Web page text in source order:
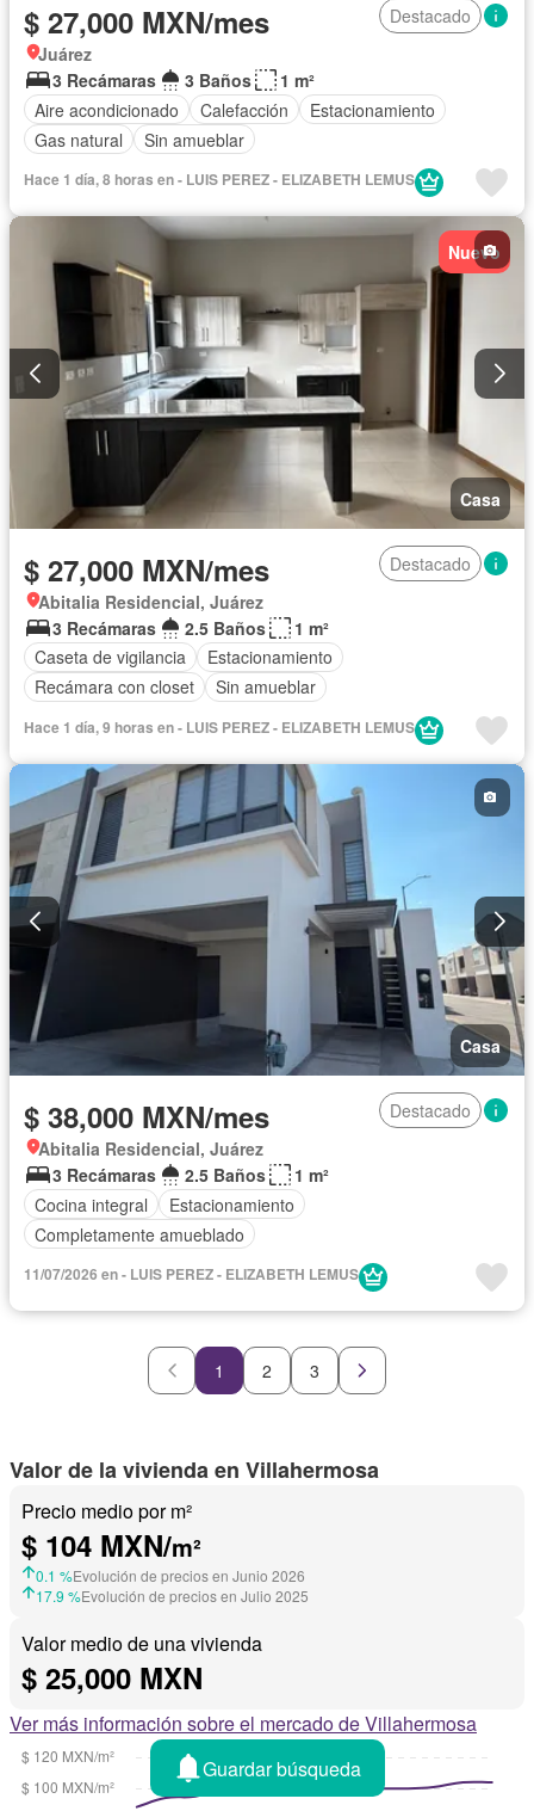
$ 27,000 MXN/mes
Destacado
Juárez
3 Recámaras
3 Baños
1 m²
Aire acondicionado
Calefacción
Estacionamiento
Gas natural
Sin amueblar
Hace 1 día, 8 horas en - LUIS PEREZ - ELIZABETH LEMUS
Nuevo
Casa
$ 27,000 MXN/mes
Destacado
Abitalia Residencial, Juárez
3 Recámaras
2.5 Baños
1 m²
Caseta de vigilancia
Estacionamiento
Recámara con closet
Sin amueblar
Hace 1 día, 9 horas en - LUIS PEREZ - ELIZABETH LEMUS
Casa
$ 38,000 MXN/mes
Destacado
Abitalia Residencial, Juárez
3 Recámaras
2.5 Baños
1 m²
Cocina integral
Estacionamiento
Completamente amueblado
11/07/2026 en - LUIS PEREZ - ELIZABETH LEMUS
1 2 3
Valor de la vivienda en Villahermosa
Precio medio por m²
$ 104 MXN/m²
0.1 %Evolución de precios en Junio 2026
17.9 %Evolución de precios en Julio 2025
Valor medio de una vivienda
$ 25,000 MXN
Ver más información sobre el mercado de Villahermosa
Guardar búsqueda